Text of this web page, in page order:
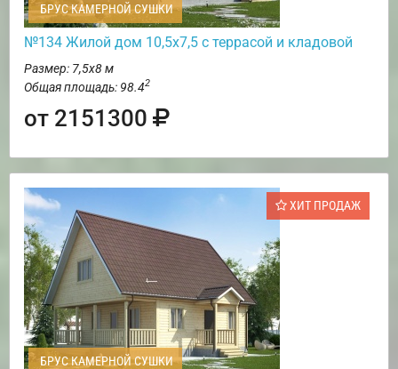
БРУС КАМЕРНОЙ СУШКИ
№134 Жилой дом 10,5х7,5 с террасой и кладовой
Размер: 7,5х8 м
Общая площадь: 98.42
от 2151300
ХИТ ПРОДАЖ
БРУС КАМЕРНОЙ СУШКИ